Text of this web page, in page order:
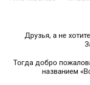
Друзья, а не
Тогда добро
названием